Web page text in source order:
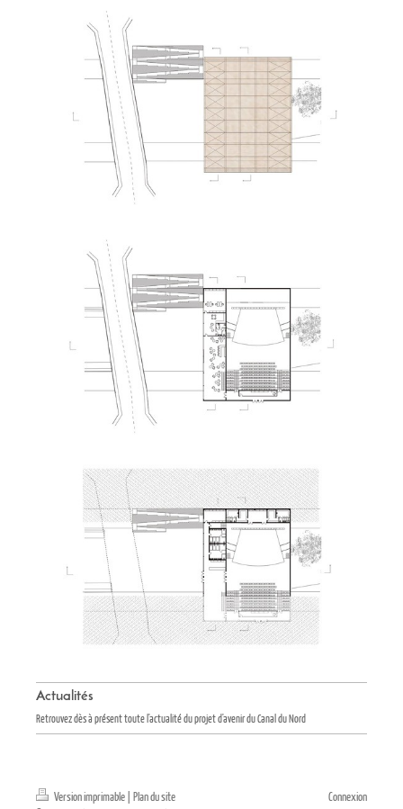
Actualités
Retrouvez dès à présent toute l'actualité du projet d'avenir du Canal du Nord
Version imprimable Plan du site
Connexion